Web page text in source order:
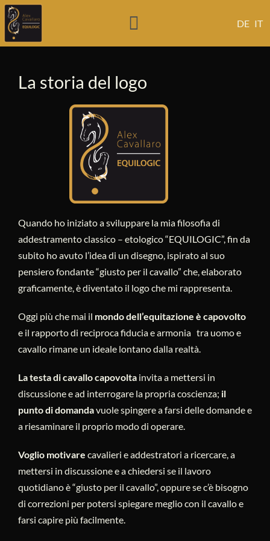
DE IT
La storia del logo
Quando ho iniziato a sviluppare la mia filosofia di
addestramento classico – etologico “EQUILOGIC”, fin da
subito ho avuto l’idea di un disegno, ispirato al suo
pensiero fondante “giusto per il cavallo” che, elaborato
graficamente, è diventato il logo che mi rappresenta.
Oggi più che mai il mondo dell’equitazione è capovolto
e il rapporto di reciproca fiducia e armonia tra uomo e
cavallo rimane un ideale lontano dalla realtà.
La testa di cavallo capovolta invita a mettersi in
discussione e ad interrogare la propria coscienza; il
punto di domandavuole spingere a farsi delle domande e
a riesaminare il proprio modo di operare.
Voglio motivare cavalieri e addestratori a ricercare, a
mettersi in discussione e a chiedersi se il lavoro
quotidiano è “giusto per il cavallo”, oppure se c’è bisogno
di correzioni per potersi spiegare meglio con il cavallo e
farsi capire più facilmente.